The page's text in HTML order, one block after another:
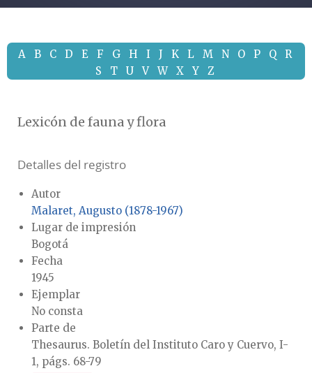
A B C D E F G H I J K L M N O P Q
R
S
T U V W X Y Z
Lexicón de fauna y flora
Detalles del registro
Autor
Malaret, Augusto (1878-1967)
Lugar de impresión
Bogotá
Fecha
1945
Ejemplar
No consta
Parte de
Thesaurus. Boletín del Instituto Caro y Cuervo, I-
1, págs. 68-79